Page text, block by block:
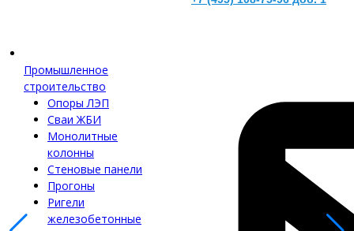
Промышленное
строительство
Опоры ЛЭП
Сваи ЖБИ
Монолитные
колонны
Стеновые панели
Прогоны
Ригели
железобетонные